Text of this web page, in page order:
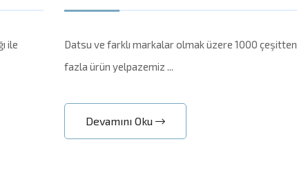
ile
Datsu ve farklı markalar olmak üzere 1000 çeşitten
fazla ürün yelpazemiz ...
Devamını Oku